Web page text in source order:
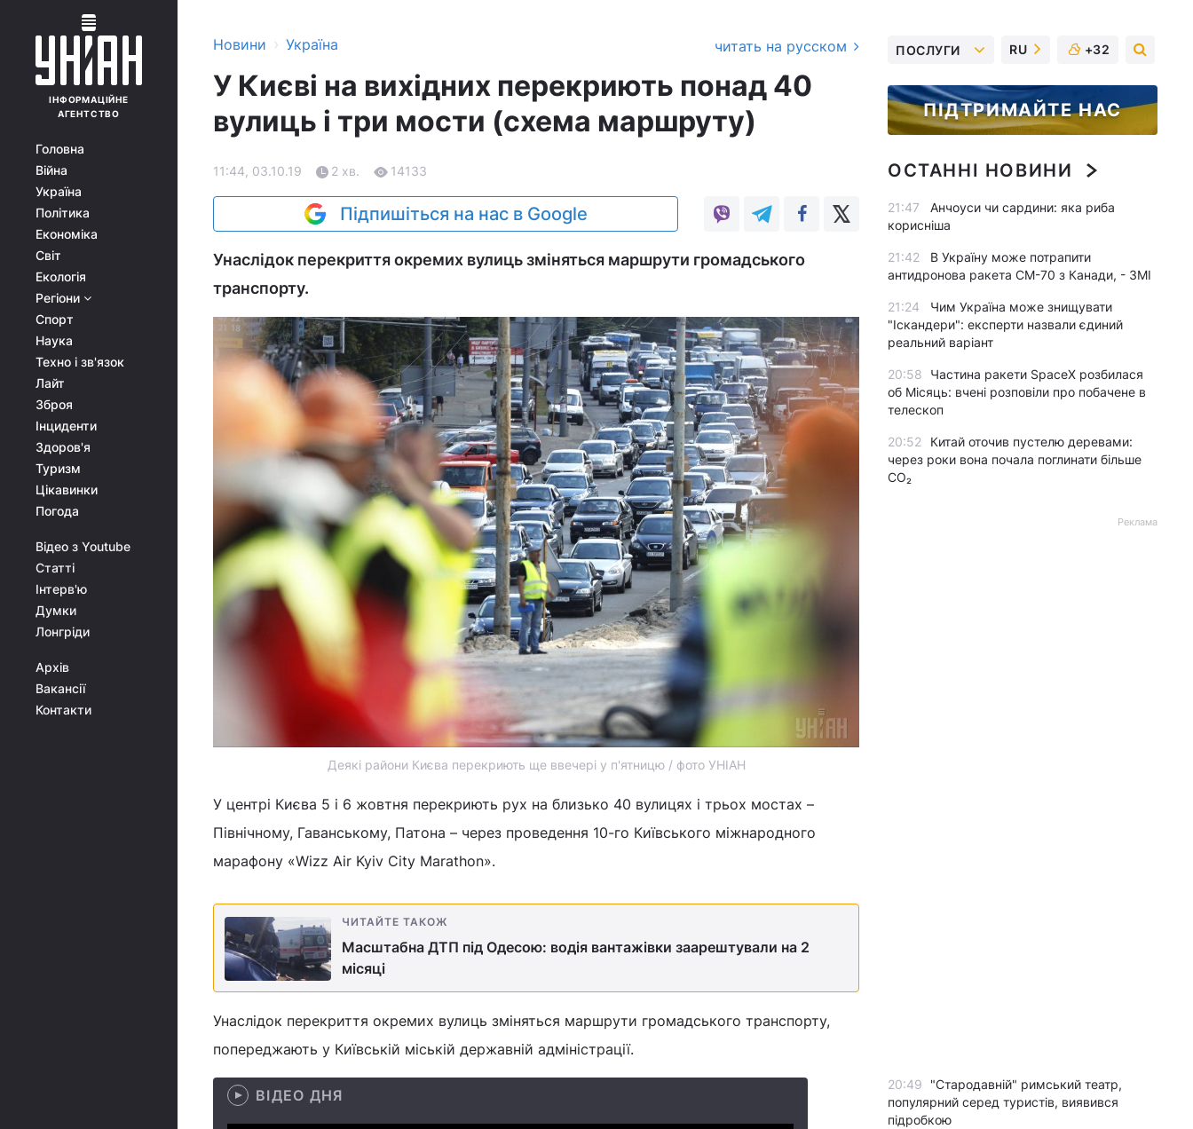
ІНФОРМАЦІЙНЕ
АГЕНТСТВО
Головна
Війна
Україна
Політика
Економіка
Світ
Екологія
Регіони
Спорт
Наука
Техно і зв'язок
Лайт
Зброя
Інциденти
Здоров'я
Туризм
Цікавинки
Погода
Відео з Youtube
Статті
Інтерв'ю
Думки
Лонгріди
Архів
Вакансії
Контакти
Новини › Україна читать на русском
У Києві на вихідних перекриють понад 40
вулиць і три мости (схема маршруту)
11:44, 03.10.19 2 хв. 14133
Підпишіться на нас в Google
Унаслідок перекриття окремих вулиць зміняться маршрути громадського
транспорту.
Деякі райони Києва перекриють ще ввечері у п'ятницю / фото УНІАН
У центрі Києва 5 і 6 жовтня перекриють рух на близько 40 вулицях і трьох мостах –
Північному, Гаванському, Патона – через проведення 10-го Київського міжнародного
марафону «Wizz Air Kyiv City Marathon».
ЧИТАЙТЕ ТАКОЖ
Масштабна ДТП під Одесою: водія вантажівки заарештували на 2
місяці
Унаслідок перекриття окремих вулиць зміняться маршрути громадського транспорту,
попереджають у Київській міській державній адміністрації.
ВІДЕО ДНЯ
ПОСЛУГИ RU +32
ПІДТРИМАЙТЕ НАС
ОСТАННІ НОВИНИ
21:47
Анчоуси чи сардини: яка риба
корисніша
21:42
В Україну може потрапити
антидронова ракета CM-70 з Канади, - ЗМІ
21:24
Чим Україна може знищувати
"Іскандери": експерти назвали єдиний
реальний варіант
20:58
Частина ракети SpaceX розбилася
об Місяць: вчені розповіли про побачене в
телескоп
20:52
Китай оточив пустелю деревами:
через роки вона почала поглинати більше
CO₂
Реклама
20:49
"Стародавній" римський театр,
популярний серед туристів, виявився
підробкою